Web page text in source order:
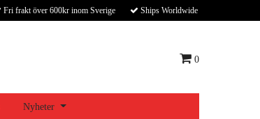
Fri frakt över 600kr inom Sverige Ships Worldwide
0
Nyheter